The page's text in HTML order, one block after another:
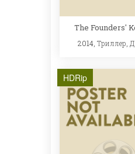
The Founders'
2014, Триллер
HDRip